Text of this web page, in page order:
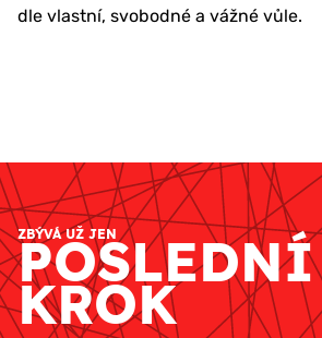
dle vlastní, svobodné a vážné vůle.
ZBÝVÁ UŽ JEN
POSLEDNÍ
KROK